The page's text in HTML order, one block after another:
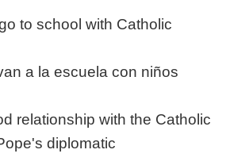
to school with Catholic
a la escuela con niños
relationship with the Catholic
diplomatic